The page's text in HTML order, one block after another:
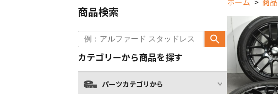
商品検索
カテゴリーから商品を探す
パーツカテゴリから